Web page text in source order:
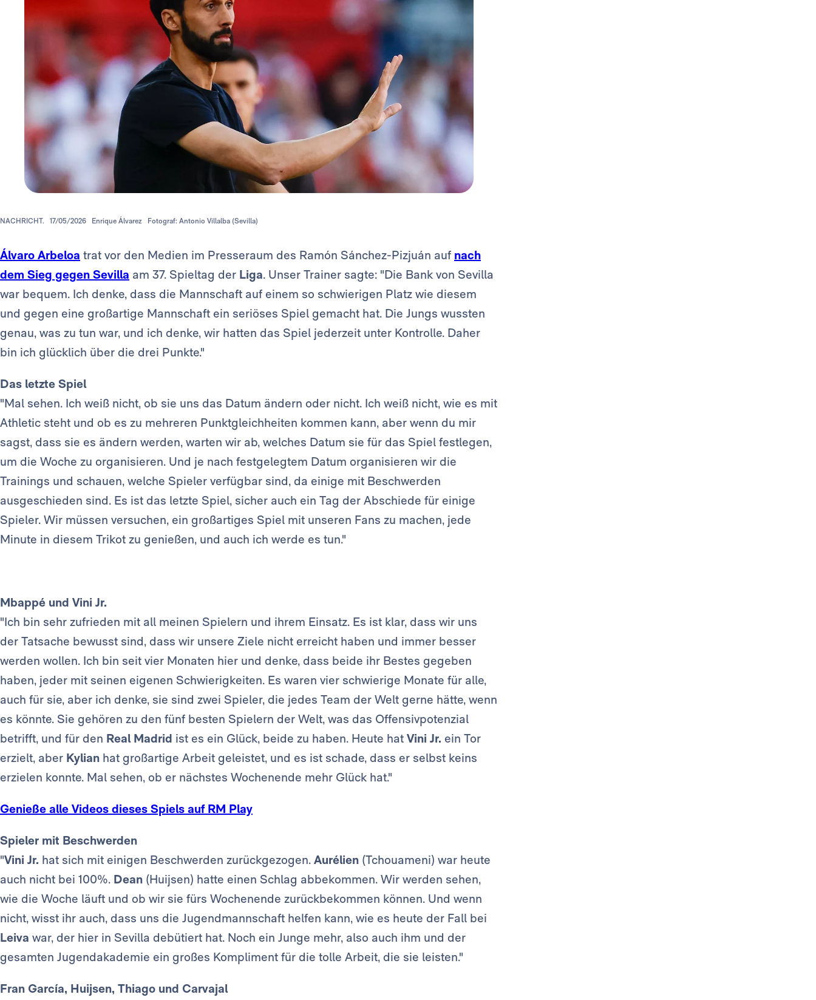
NACHRICHT. 17/05/2026 Enrique Álvarez Fotograf: Antonio Villalba (Sevilla)
Álvaro Arbeloa trat vor den Medien im Presseraum des Ramón Sánchez-Pizjuán auf nach
dem Sieg gegen Sevilla am 37. Spieltag der Liga. Unser Trainer sagte: "Die Bank von Sevilla
war bequem. Ich denke, dass die Mannschaft auf einem so schwierigen Platz wie diesem
und gegen eine großartige Mannschaft ein seriöses Spiel gemacht hat. Die Jungs wussten
genau, was zu tun war, und ich denke, wir hatten das Spiel jederzeit unter Kontrolle. Daher
bin ich glücklich über die drei Punkte."
Das letzte Spiel
"Mal sehen. Ich weiß nicht, ob sie uns das Datum ändern oder nicht. Ich weiß nicht, wie es mit
Athletic steht und ob es zu mehreren Punktgleichheiten kommen kann, aber wenn du mir
sagst, dass sie es ändern werden, warten wir ab, welches Datum sie für das Spiel festlegen,
um die Woche zu organisieren. Und je nach festgelegtem Datum organisieren wir die
Trainings und schauen, welche Spieler verfügbar sind, da einige mit Beschwerden
ausgeschieden sind. Es ist das letzte Spiel, sicher auch ein Tag der Abschiede für einige
Spieler. Wir müssen versuchen, ein großartiges Spiel mit unseren Fans zu machen, jede
Minute in diesem Trikot zu genießen, und auch ich werde es tun."
Mbappé und Vini Jr.
"Ich bin sehr zufrieden mit all meinen Spielern und ihrem Einsatz. Es ist klar, dass wir uns
der Tatsache bewusst sind, dass wir unsere Ziele nicht erreicht haben und immer besser
werden wollen. Ich bin seit vier Monaten hier und denke, dass beide ihr Bestes gegeben
haben, jeder mit seinen eigenen Schwierigkeiten. Es waren vier schwierige Monate für alle,
auch für sie, aber ich denke, sie sind zwei Spieler, die jedes Team der Welt gerne hätte, wenn
es könnte. Sie gehören zu den fünf besten Spielern der Welt, was das Offensivpotenzial
betrifft, und für den Real Madrid ist es ein Glück, beide zu haben. Heute hat Vini Jr. ein Tor
erzielt, aber Kylian hat großartige Arbeit geleistet, und es ist schade, dass er selbst keins
erzielen konnte. Mal sehen, ob er nächstes Wochenende mehr Glück hat."
Genieße alle Videos dieses Spiels auf RM Play
Spieler mit Beschwerden
"Vini Jr. hat sich mit einigen Beschwerden zurückgezogen. Aurélien (Tchouameni) war heute
auch nicht bei 100%. Dean (Huijsen) hatte einen Schlag abbekommen. Wir werden sehen,
wie die Woche läuft und ob wir sie fürs Wochenende zurückbekommen können. Und wenn
nicht, wisst ihr auch, dass uns die Jugendmannschaft helfen kann, wie es heute der Fall bei
Leiva war, der hier in Sevilla debütiert hat. Noch ein Junge mehr, also auch ihm und der
gesamten Jugendakademie ein großes Kompliment für die tolle Arbeit, die sie leisten."
Fran García, Huijsen, Thiago und Carvajal